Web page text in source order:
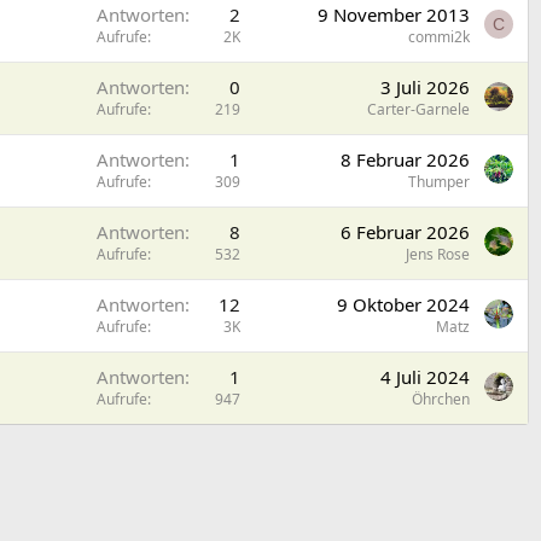
Antworten 2
Aufrufe 2K
9 November 2013
commi2k
C
Antworten 0
Aufrufe 219
3 Juli 2026
Carter-Garnele
Antworten 1
Aufrufe 309
8 Februar 2026
Thumper
Antworten 8
Aufrufe 532
6 Februar 2026
Jens Rose
Antworten 12
Aufrufe 3K
9 Oktober 2024
Matz
Antworten 1
Aufrufe 947
4 Juli 2024
Öhrchen